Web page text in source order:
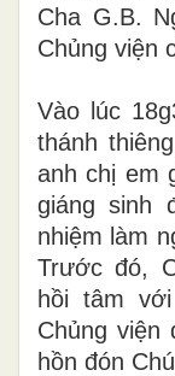
Cha G.B.
Chủng viện
Vào lúc
thánh
anh chị em
giáng sinh
nhiệm làm
Trước đó,
hồi tâm
Chủng viện
hồn đón